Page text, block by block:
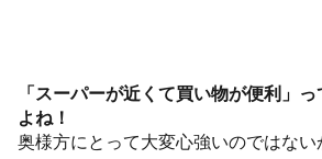
「スーパーが近くて買い物が便利」
よね！
奥様方にとって大変心強いのではない